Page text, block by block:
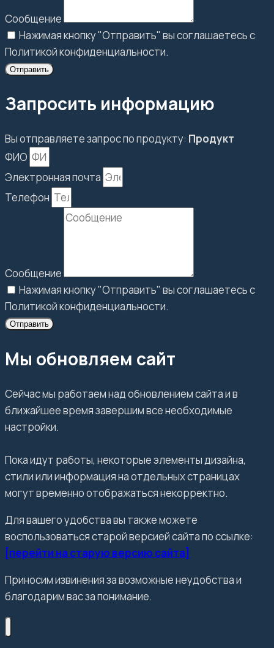
Сообщение
Нажимая кнопку "Отправить" вы соглашаетесь с
Политикой конфиденциальности.
Отправить
Запросить информацию
Вы отправляете запрос по продукту: Продукт
ФИО
Электронная почта
Телефон
Сообщение
Нажимая кнопку "Отправить" вы соглашаетесь с
Политикой конфиденциальности.
Отправить
Мы обновляем сайт
Сейчас мы работаем над обновлением сайта и в
ближайшее время завершим все необходимые
настройки.
Пока идут работы, некоторые элементы дизайна,
стили или информация на отдельных страницах
могут временно отображаться некорректно.
Для вашего удобства вы также можете
воспользоваться старой версией сайта по ссылке:
[перейти на старую версию сайта]
Приносим извинения за возможные неудобства и
благодарим вас за понимание.